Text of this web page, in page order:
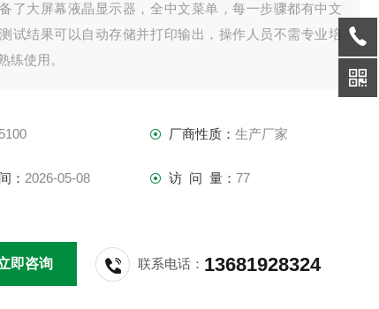
了大屏幕液晶显示器，全中文菜单，每一步骤都有中文
试结果可以自动存储并打印输出，操作人员不需专业培
练使用。
5100 厂商性质： 生产厂家
： 2026-05-08 访 问 量： 77
即咨询 联系电话： 13681928324